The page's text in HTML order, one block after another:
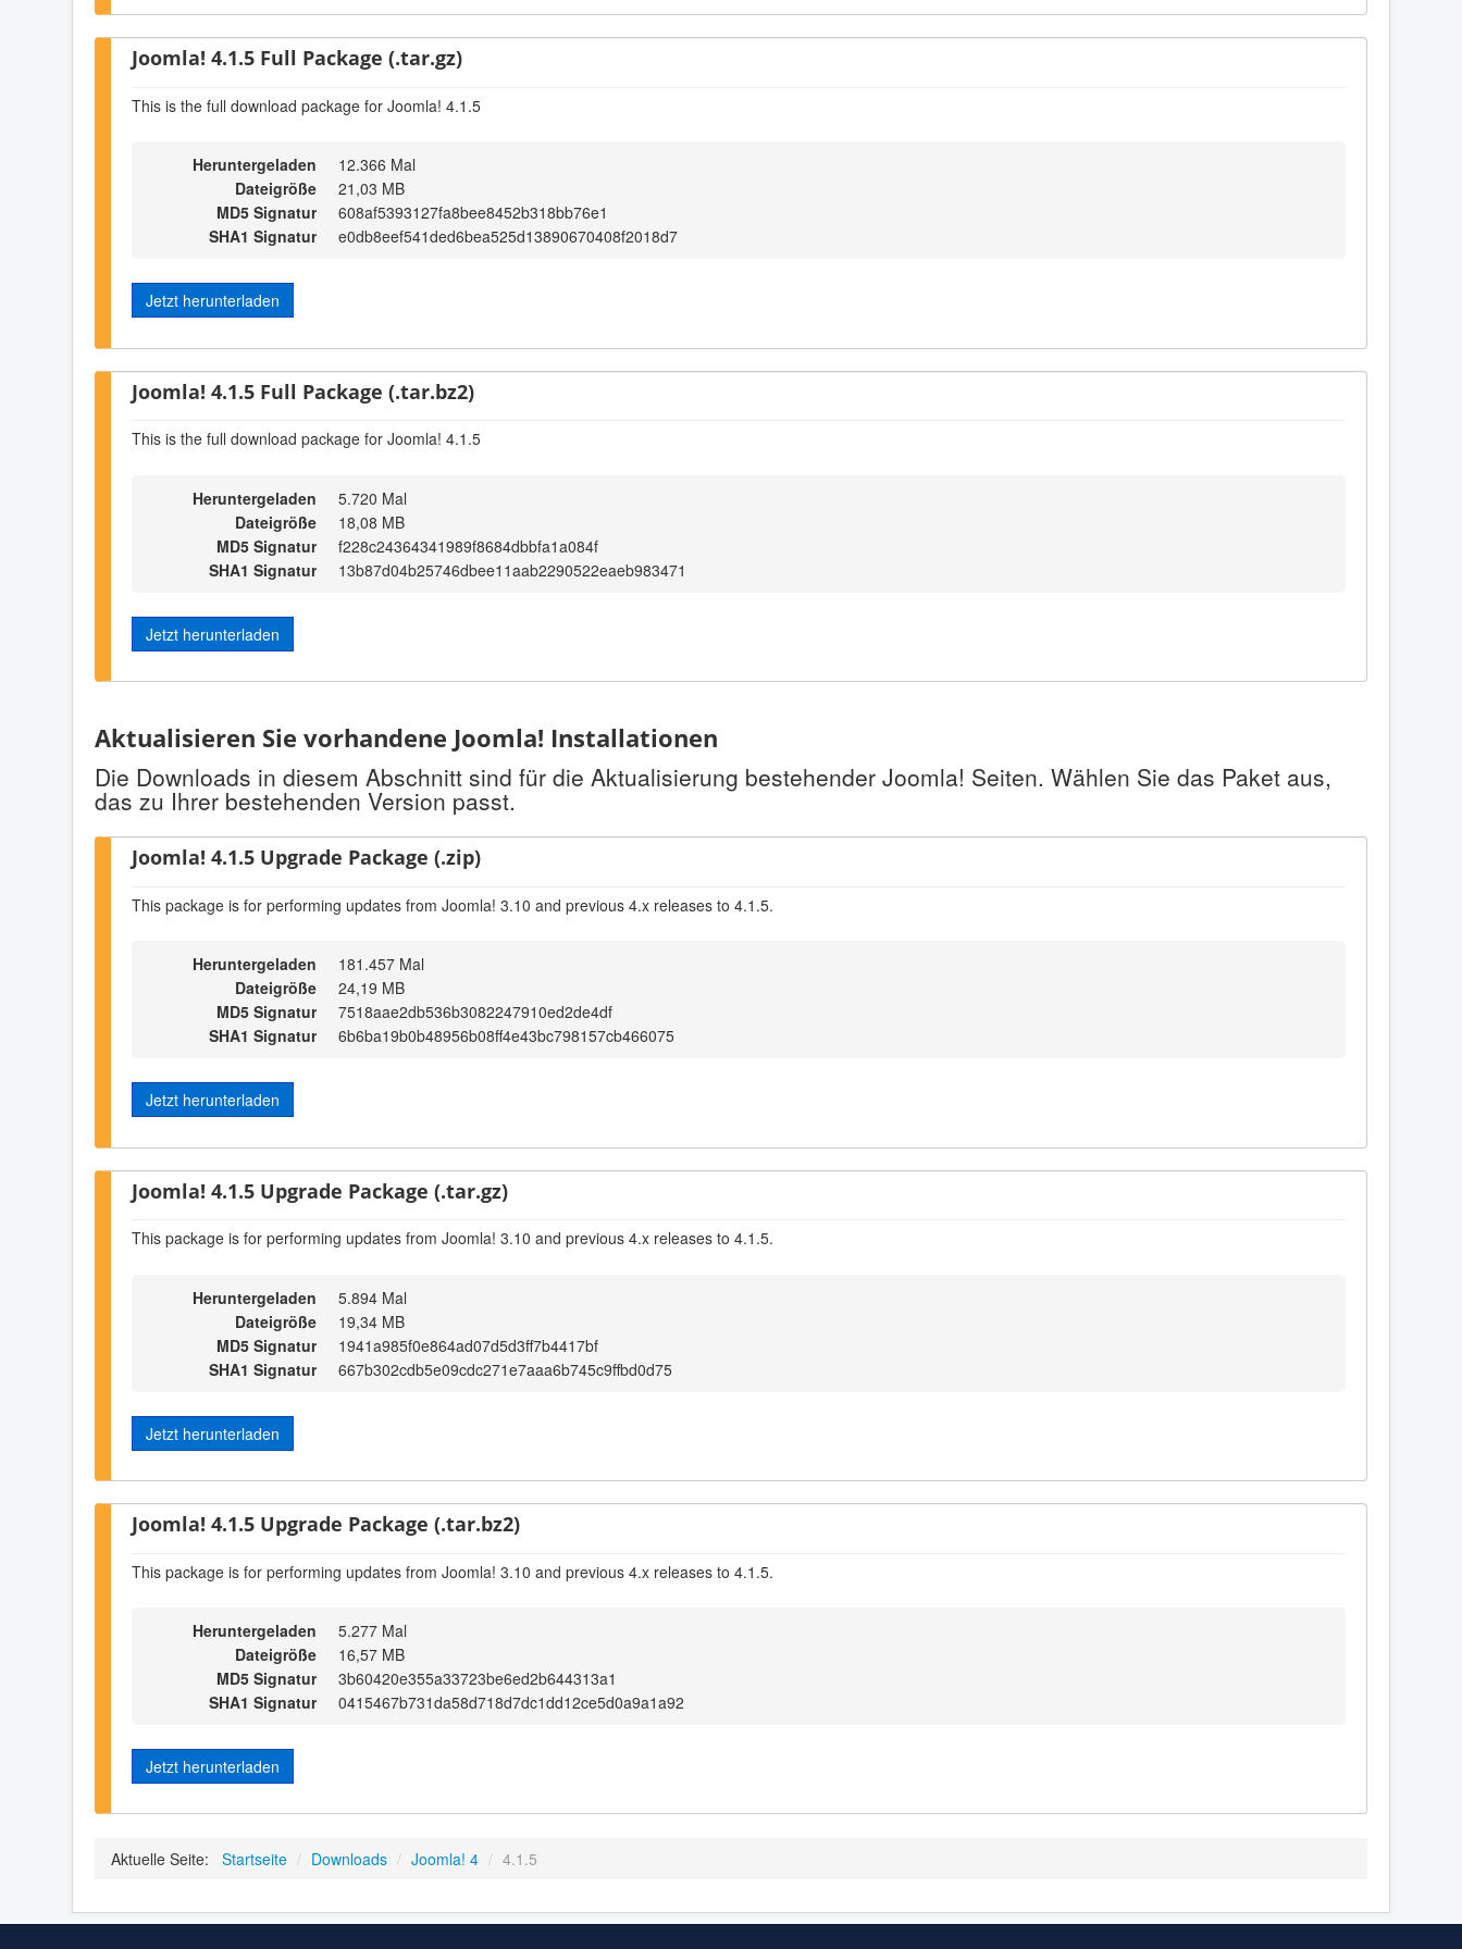
Joomla! 4.1.5 Full Package (.tar.gz)
This is the full download package for Joomla! 4.1.5
Heruntergeladen
12.366 Mal
Dateigröße
21,03 MB
MD5 Signatur
608af5393127fa8bee8452b318bb76e1
SHA1 Signatur
e0db8eef541ded6bea525d13890670408f2018d7
Jetzt herunterladen
Joomla! 4.1.5 Full Package (.tar.bz2)
This is the full download package for Joomla! 4.1.5
Heruntergeladen
5.720 Mal
Dateigröße
18,08 MB
MD5 Signatur
f228c24364341989f8684dbbfa1a084f
SHA1 Signatur
13b87d04b25746dbee11aab2290522eaeb983471
Jetzt herunterladen
Aktualisieren Sie vorhandene Joomla! Installationen
Die Downloads in diesem Abschnitt sind für die Aktualisierung bestehender Joomla! Seiten. Wählen Sie das Paket aus,
das zu Ihrer bestehenden Version passt.
Joomla! 4.1.5 Upgrade Package (.zip)
This package is for performing updates from Joomla! 3.10 and previous 4.x releases to 4.1.5.
Heruntergeladen
181.457 Mal
Dateigröße
24,19 MB
MD5 Signatur
7518aae2db536b3082247910ed2de4df
SHA1 Signatur
6b6ba19b0b48956b08ff4e43bc798157cb466075
Jetzt herunterladen
Joomla! 4.1.5 Upgrade Package (.tar.gz)
This package is for performing updates from Joomla! 3.10 and previous 4.x releases to 4.1.5.
Heruntergeladen
5.894 Mal
Dateigröße
19,34 MB
MD5 Signatur
1941a985f0e864ad07d5d3ff7b4417bf
SHA1 Signatur
667b302cdb5e09cdc271e7aaa6b745c9ffbd0d75
Jetzt herunterladen
Joomla! 4.1.5 Upgrade Package (.tar.bz2)
This package is for performing updates from Joomla! 3.10 and previous 4.x releases to 4.1.5.
Heruntergeladen
5.277 Mal
Dateigröße
16,57 MB
MD5 Signatur
3b60420e355a33723be6ed2b644313a1
SHA1 Signatur
0415467b731da58d718d7dc1dd12ce5d0a9a1a92
Jetzt herunterladen
Aktuelle Seite: Startseite / Downloads / Joomla! 4 / 4.1.5